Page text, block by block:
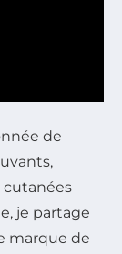
de
je partage
marque de